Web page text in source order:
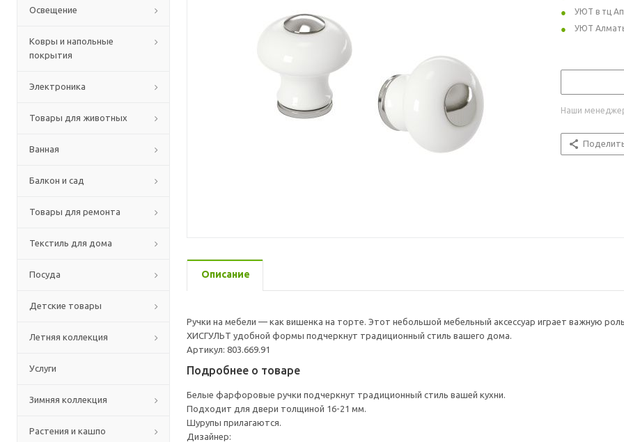
Освещение
Ковры и напольные
покрытия
Электроника
Товары для животных
Ванная
Балкон и сад
Товары для ремонта
Текстиль для дома
Посуда
Детские товары
Летняя коллекция
Услуги
Зимняя коллекция
Растения и кашпо
УЮТ в тц
УЮТ
Наши
Описание
Ручки на мебели — как вишенка на торте. Этот небольшой мебельный аксессуар играет важную
ХИСГУЛЬТ удобной формы подчеркнут традиционный стиль вашего дома.
Артикул: 803.669.91
Подробнее о товаре
Белые фарфоровые ручки подчеркнут традиционный стиль вашей кухни.
Подходит для двери толщиной 16-21 мм.
Шурупы прилагаются.
Дизайнер: